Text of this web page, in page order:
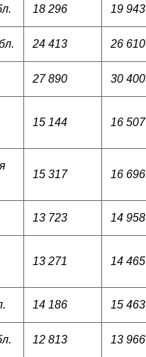
18 296 19 943
24 413 26 610
27 890 30 400
15 144 16 507
15 317 16 696
13 723 14 958
13 271 14 465
14 186 15 463
12 813 13 966